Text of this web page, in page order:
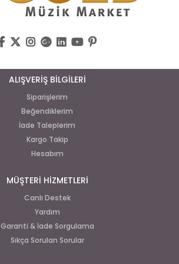
ALIŞVERİŞ BİLGİLERİ
Siparişlerim
Beğendiklerim
İade Taleplerim
Kargo Takip
Hesabım
MÜŞTERİ HİZMETLERİ
Canlı Destek
Yardım
Garanti & İade Sorgulama
Sıkça Sorulan Sorular